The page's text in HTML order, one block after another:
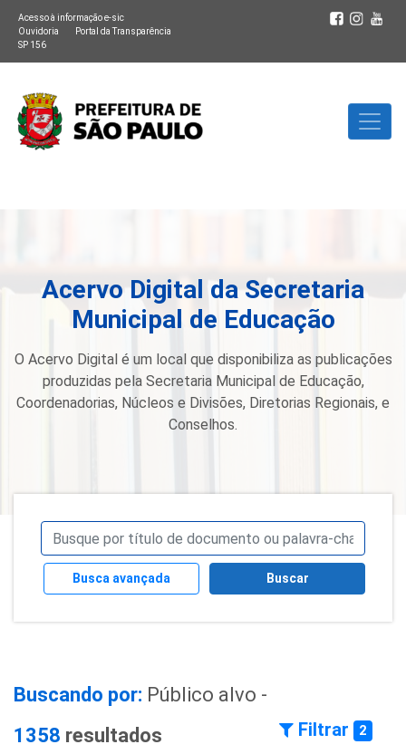
Acesso à informação e-sic
Ouvidoria
Portal da Transparência
SP 156
Acervo Digital da Secretaria
Municipal de Educação
O Acervo Digital é um local que disponibiliza as publicações
produzidas pela Secretaria Municipal de Educação,
Coordenadorias, Núcleos e Divisões, Diretorias Regionais, e
Conselhos.
Busca avançada Buscar
Buscando por: Público alvo -
1358 resultados Filtrar 2